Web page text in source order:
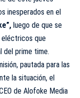
inesperados en el
luego de que se
que
del prime time.
pautada para las
la situación, el
de Alofoke Media